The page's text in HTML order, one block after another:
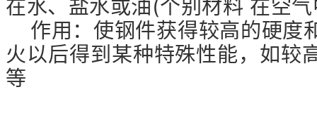
在水、盐水或油(个别材料 在空
作用：使钢件获得较高的硬度
火以后得到某种特殊性能，如较
等